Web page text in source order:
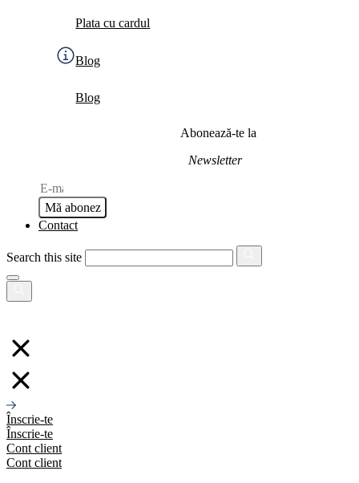
Plata cu cardul
Blog
Blog
Abonează-te la
Newsletter
Mă abonez
Contact
Search this site
Înscrie-te
Înscrie-te
Cont client
Cont client